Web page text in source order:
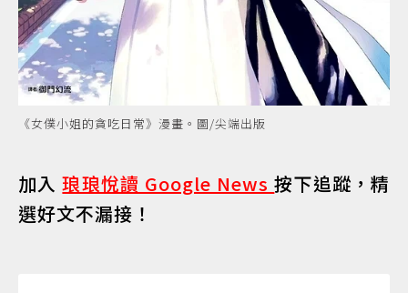
《女僕小姐的貪吃日常》漫畫。圖/尖端出版
加入琅琅悅讀 Google News按下追蹤，精
選好文不漏接！